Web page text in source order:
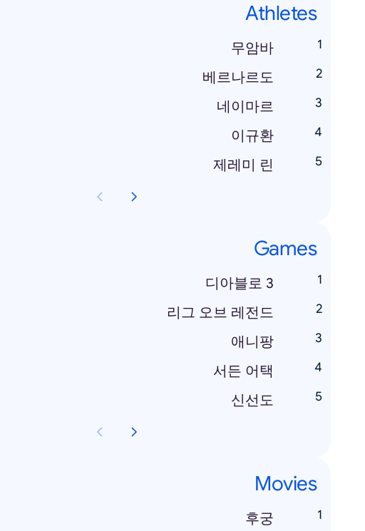
Athletes
무암바
베르나르도
네이마르
이규환
제레미 린
Games
디아블로 3
리그 오브 레전드
애니팡
서든 어택
신선도
Movies
후궁